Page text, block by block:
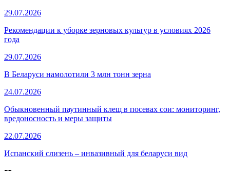
29.07.2026
Рекомендации к уборке зерновых культур в условиях 2026
года
29.07.2026
В Беларуси намолотили 3 млн тонн зерна
24.07.2026
Обыкновенный паутинный клещ в посевах сои: мониторинг,
вредоносность и меры защиты
22.07.2026
Испанский слизень – инвазивный для беларуси вид